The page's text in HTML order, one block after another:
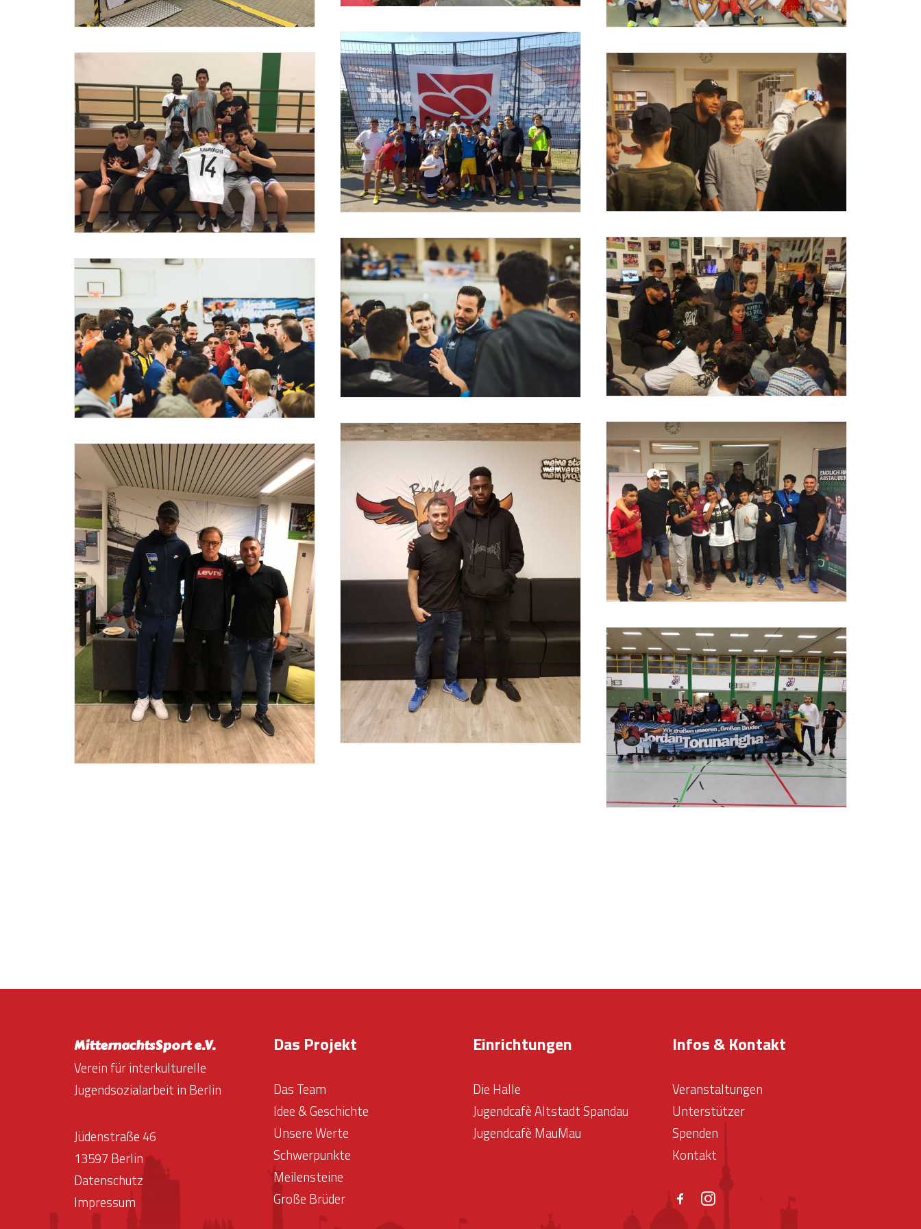
MitternachtsSport e.V.
Verein für interkulturelle
Jugendsozialarbeit in Berlin
Jüdenstraße 46
13597 Berlin
Datenschutz
Impressum
Das Projekt
Das Team
Idee & Geschichte
Unsere Werte
Schwerpunkte
Meilensteine
Große Brüder
Einrichtungen
Die Halle
Jugendcafè Altstadt Spandau
Jugendcafè MauMau
Infos & Kontakt
Veranstaltungen
Unterstützer
Spenden
Kontakt